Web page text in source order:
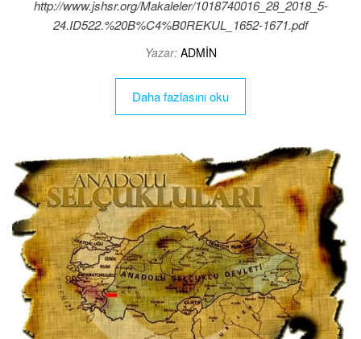
http://www.jshsr.org/Makaleler/1018740016_28_2018_5-
24.ID522.%20B%C4%B0REKUL_1652-1671.pdf
Yazar: ADMIN
Daha fazlasını oku